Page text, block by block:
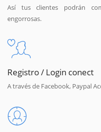
Así tus clientes podrán
engorrosas.
Registro / Login conect
A través de Facebook, Paypal